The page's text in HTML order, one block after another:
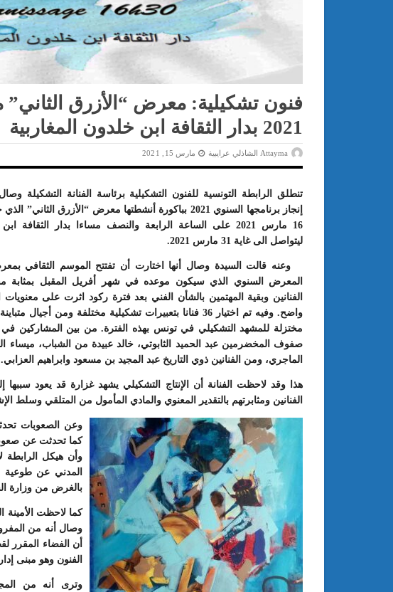
2021 بدار الثقافة ابن خلدون المغاربية
Attayma الشاذلي عرايبية مارس 15, 2021
تنطلق الرابطة التونسية للفنون التشكيلية برئاسة الفنانة التشكيلة
إنجاز برنامجها السنوي 2021 بباكورة أنشطتها معرض “الأزرق
16 مارس 2021 على الساعة الرابعة والنصف مساءا بدار الثقافة
ليتواصل الى غاية 31 مارس 2021.
وعنه قالت السيدة وصال أنها اختارت أن تفتتح الموسم الثقافي
المعرض السنوي الذي سيكون موعده في شهر أفريل المقبل بمثابة
الفنانين وبقية المهتمين بالشأن الفني بعد فترة ركود اثرت على
واضح.
وفيه تم اختيار 36 فنانا بتعبيرات تشكيلية مختلفة ومن أجيال
مختزلة للمشهد التشكيلي في تونس بهذه الفترة. من بين المشاركين
صفوف المخضرمين عبد الحميد الثابوتي، خالد عبيدة من الشباب، ميساء
الماجري، ومن الفنانين ذوي التاريخ عبد المجيد بن مسعود وابراهيم العزابي.
هذا وقد لاحظت الفنانة أن الإنتاج التشكيلي يشهد غزارة قد يعود
الفنانين ومثابرتهم بالتقدير المعنوي والمادي المأمول من المتلقي وسلط
وعن الصعوبات
كما تحدثت عن
وأن هيكل الرابطة
المدني عن طوعية
بالغرض من وزارة
كما لاحظت الأمينة
وصال أنه من
أن الفضاء المقرر
الفنون وهو مبنى
وترى أنه من
عبد الستار الخليفي: مهم جدا أن يتواصل
الملتقى الدولي الحسين بوزيان للمسرح
الجامعي بوجودي أو بدونه
الدورة 24 للمعرض الجامعي تحت
إلى التميّز”